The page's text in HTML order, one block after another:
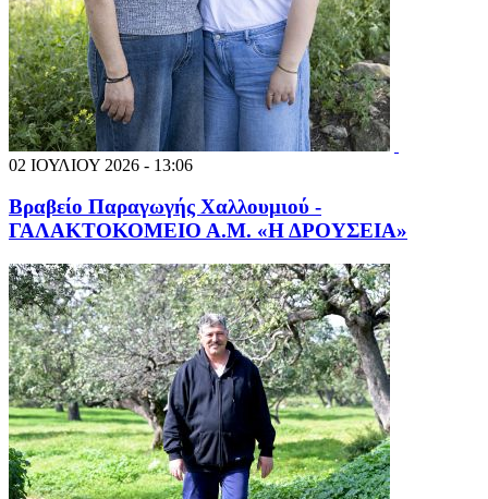
02 ΙΟΥΛΙΟΥ 2026 - 13:06
Βραβείο Παραγωγής Χαλλουμιού -
ΓΑΛΑΚΤΟΚΟΜΕΙΟ Α.Μ. «Η ΔΡΟΥΣΕΙΑ»